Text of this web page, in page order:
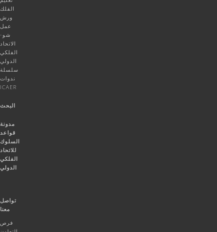
الفلك
ورش
عمل
شو-
الاتحاد
الفلكي
الدولي
سلسلة
ندوات
ICAER
البحث
مدونة
قواعد
السلوك
للاتحاد
الفلكي
الدولي
تواصل
معنا
فرص